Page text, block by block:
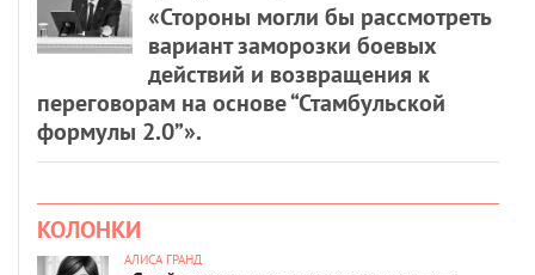
«Стороны могли бы рассмотреть
вариант заморозки боевых
действий и возвращения к
переговорам на основе “Стамбульской
формулы 2.0”».
КОЛОНКИ
АЛИСА ГРАНД